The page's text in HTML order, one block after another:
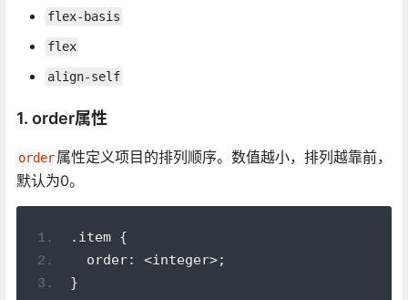
flex-basis
flex
align-self
1. order属性
order属性定义项目的排列顺序。数值越小，排列越靠前，
默认为0。
.item {
  order: <integer>;
}